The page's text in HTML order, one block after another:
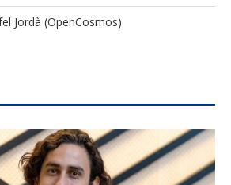
Jordà (OpenCosmos)